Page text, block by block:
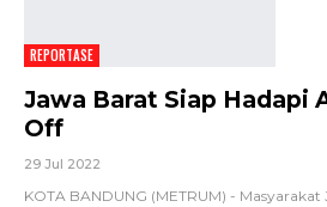
REPORTASE
Jawa Barat Siap Hadapi
Off
29 Jul 2022
KOTA BANDUNG (METRUM) -